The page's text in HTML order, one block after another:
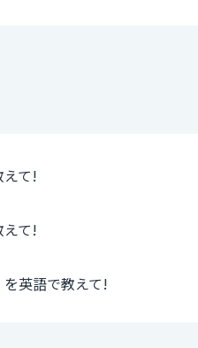
えて!
えて!
英語で教えて!